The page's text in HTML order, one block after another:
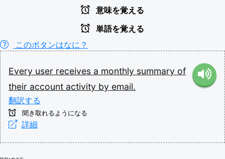
意味を覚える
単語を覚える
このボタンはなに？
Every user receives a monthly summary of
their account activity by email.
翻訳する
聞き取れるようになる
詳細